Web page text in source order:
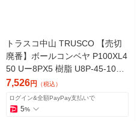
トラスコ中山 TRUSCO 【売切
廃番】ボールコンベヤ P100XL4
50 Uー8PX5 樹脂 U8P-45-100 1
本(1台)（直送品）
7,526円 （税込）
ログイン&全額PayPay支払いで
5%